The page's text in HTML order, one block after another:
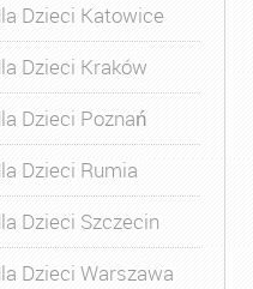
Dzieci Katowice
Dzieci Kraków
Dzieci Poznań
Dzieci Rumia
Dzieci Szczecin
Dzieci Warszawa